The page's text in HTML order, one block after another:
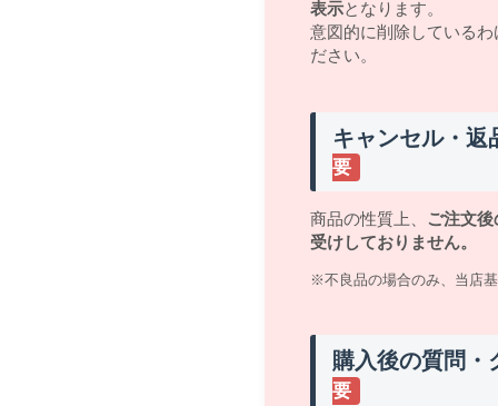
表示となります。
意図的に削除している
ださい。
キャンセル・返
要
商品の性質上、 ご注文
受けしておりません。
※不良品の場合のみ、当店
購入後の質問・
要